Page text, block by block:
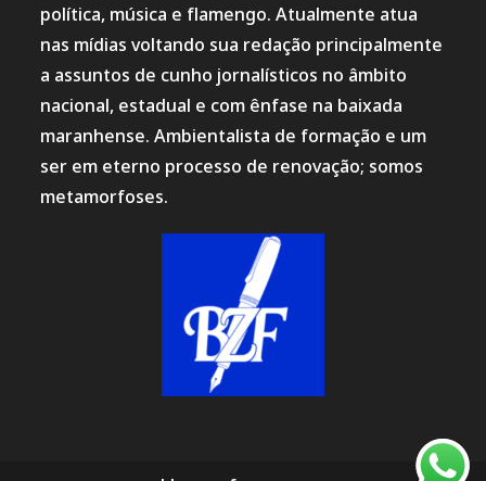
política, música e flamengo. Atualmente atua
nas mídias voltando sua redação principalmente
a assuntos de cunho jornalísticos no âmbito
nacional, estadual e com ênfase na baixada
maranhense. Ambientalista de formação e um
ser em eterno processo de renovação; somos
metamorfoses.